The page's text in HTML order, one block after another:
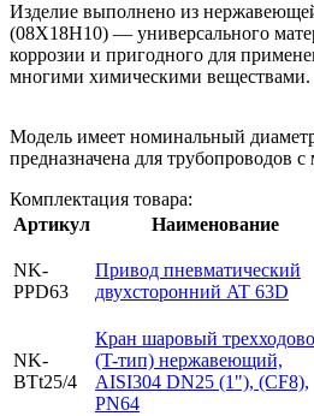
Изделие выполнено из
(08Х18Н10) — универсального
коррозии и пригодного для
многими химическими веществами.
Модель имеет номинальный
предназначена для трубопроводов
Комплектация товара:
Артикул
Наименование
NK-
PPD63
Привод пневматический
двухсторонний AT 63D
NK-
BTt25/4
Кран шаровый
(T-тип) нержавеющий,
AISI304 DN25 (1"), (CF8),
PN64